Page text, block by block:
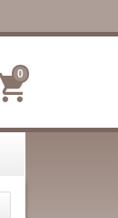
0